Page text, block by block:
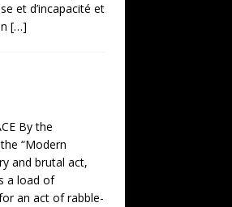
et d’incapacité et
[…]
By the
“Modern
and brutal act,
a load of
an act of rabble-